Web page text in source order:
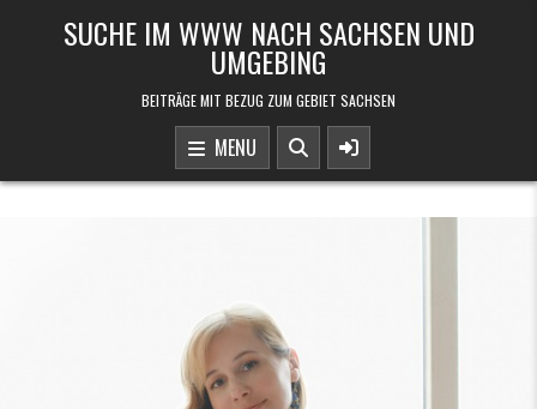
SUCHE IM WWW NACH SACHSEN UND
UMGEBING
BEITRÄGE MIT BEZUG ZUM GEBIET SACHSEN
MENU